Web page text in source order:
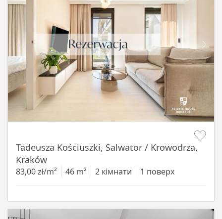
Tadeusza Kościuszki, Salwator / Krowodrza,
Kraków
83,00 zł/m² 46 m² 2 кімнати 1 поверх